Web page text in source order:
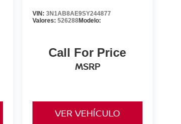
VIN: 3N1AB8AE9SY244877
Valores: 526288Modelo:
Call For Price
MSRP
VER VEHÍCULO